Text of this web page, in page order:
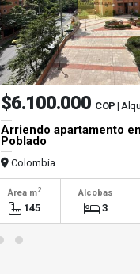
$6.100.000 COP |
Arriendo apartamento
Poblado
Colombia
Área m2
145
Alcobas
3